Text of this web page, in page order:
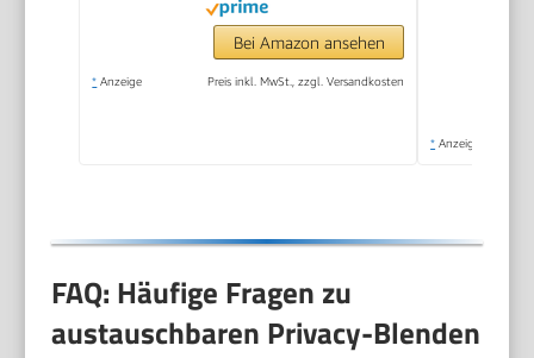
Bei Amazon ansehen
* Anzeige Preis inkl. MwSt., zzgl. Versandkosten
* Anzeige
FAQ: Häufige Fragen zu
austauschbaren Privacy-Blenden